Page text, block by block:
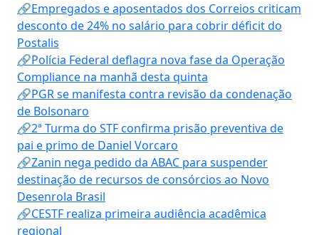
🔗Empregados e aposentados dos Correios criticam
desconto de 24% no salário para cobrir déficit do
Postalis
🔗Polícia Federal deflagra nova fase da Operação
Compliance na manhã desta quinta
🔗PGR se manifesta contra revisão da condenação
de Bolsonaro
🔗2ª Turma do STF confirma prisão preventiva de
pai e primo de Daniel Vorcaro
🔗Zanin nega pedido da ABAC para suspender
destinação de recursos de consórcios ao Novo
Desenrola Brasil
🔗CESTF realiza primeira audiência acadêmica
regional